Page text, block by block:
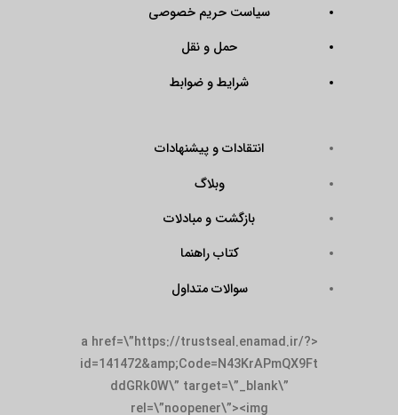
سیاست حریم خصوصی
حمل و نقل
شرایط و ضوابط
انتقادات و پیشنهادات
وبلاگ
بازگشت و مبادلات
کتاب راهنما
سوالات متداول
<a href=\”https://trustseal.enamad.ir/?
id=141472&amp;Code=N43KrAPmQX9Ft
ddGRk0W\” target=\”_blank\”
rel=\”noopener\”><img